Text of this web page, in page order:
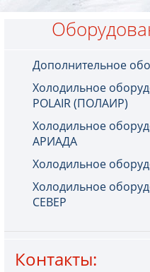
Дополнительное
Холодильное
POLAIR (ПОЛАИР)
Холодильное
АРИАДА
Холодильное
Холодильное
СЕВЕР
Контакты: